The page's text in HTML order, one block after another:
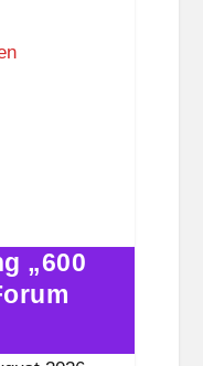
„600